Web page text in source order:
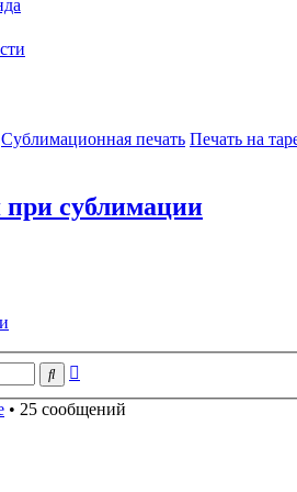
Сублимационная печать Печать на
сублимации
Поиск
• 25 сообщений